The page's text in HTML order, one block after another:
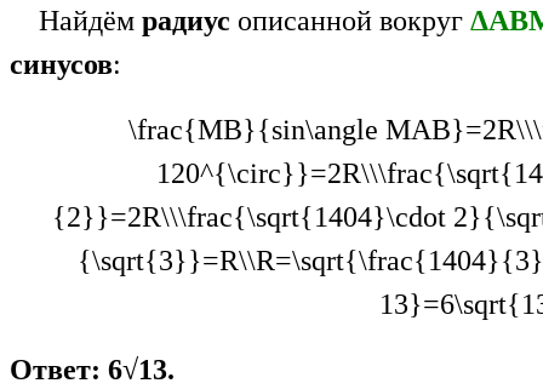
Найдём радиус описанной вокруг
синусов:
\frac{MB}{sin\angle
{2}}=2R\\\frac{\sqrt{1404}\cdot
Ответ: 6√13.